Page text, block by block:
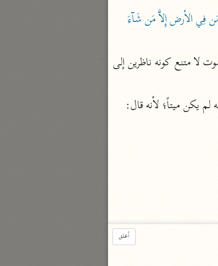
﴿فَصَعِقَ مَن فِي السماوات وَمَن فِي الأرض إِلاَّ مَن شَآءَ
أغلق